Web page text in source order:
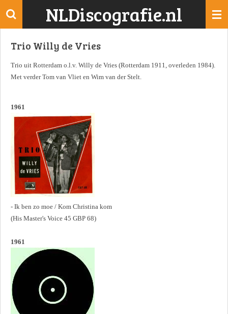
Ga
de
NLDiscografie.nl
Trio Willy de Vries
Trio uit Rotterdam o.l.v. Willy de Vries (Rotterdam 1911, overleden 1984).
Met verder Tom van Vliet en Wim van der Stelt.
1961
- Ik ben zo moe / Kom Christina kom
(His Master's Voice 45 GBP 68)
1961